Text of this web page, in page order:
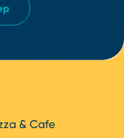
& Cafe